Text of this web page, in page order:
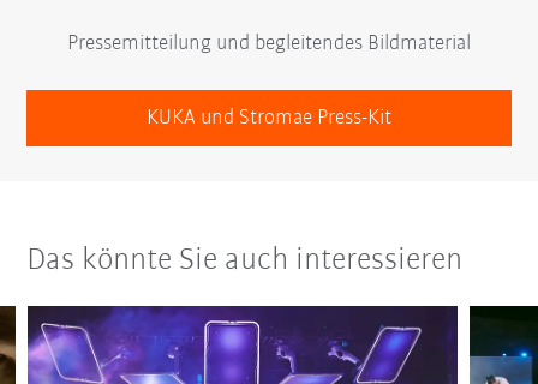
Pressemitteilung und begleitendes Bildmaterial
KUKA und Stromae Press-Kit
Das könnte Sie auch interessieren